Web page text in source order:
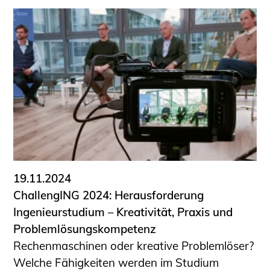
19.11.2024
ChallengING 2024: Herausforderung
Ingenieurstudium – Kreativität, Praxis und
Problemlösungskompetenz
Rechenmaschinen oder kreative Problemlöser?
Welche Fähigkeiten werden im Studium